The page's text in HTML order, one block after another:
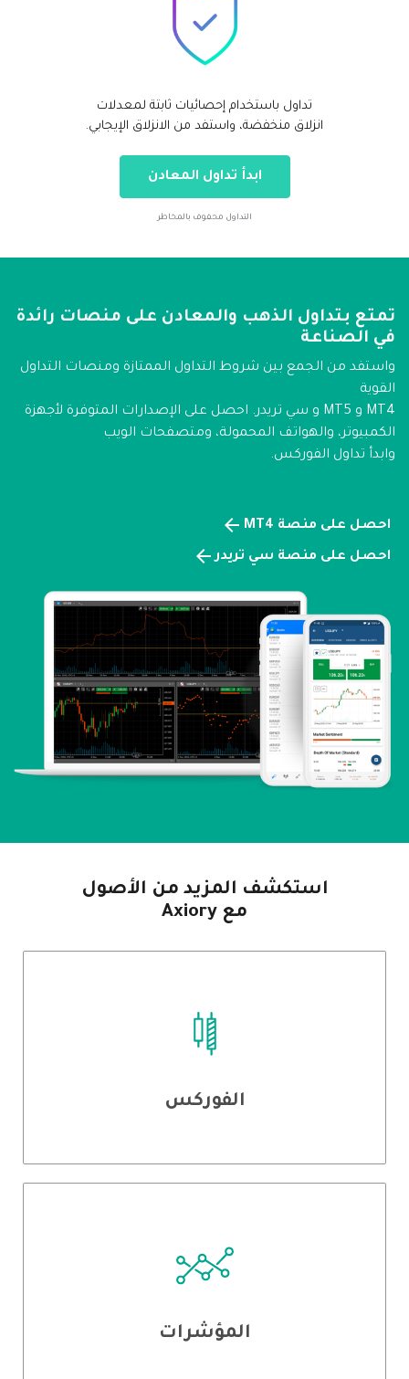
تداول باستخدام إحصائيات ثابتة لمعدلات
انزلاق منخفضة، واستفد من الانزلاق الإيجابي.
ابدأ تداول المعادن
التداول محفوف بالمخاطر
تمتع بتداول الذهب والمعادن على منصات رائدة
في الصناعة
واستفد من الجمع بين شروط التداول الممتازة ومنصات التداول
القوية
MT4 و MT5 و سي تريدر. احصل على الإصدارات المتوفرة لأجهزة
الكمبيوتر، والهواتف المحمولة، ومتصفحات الويب
وابدأ تداول الفوركس.
احصل على منصة MT4
احصل على منصة سي تريدر
استكشف المزيد من الأصول
مع Axiory
الفوركس
المؤشرات